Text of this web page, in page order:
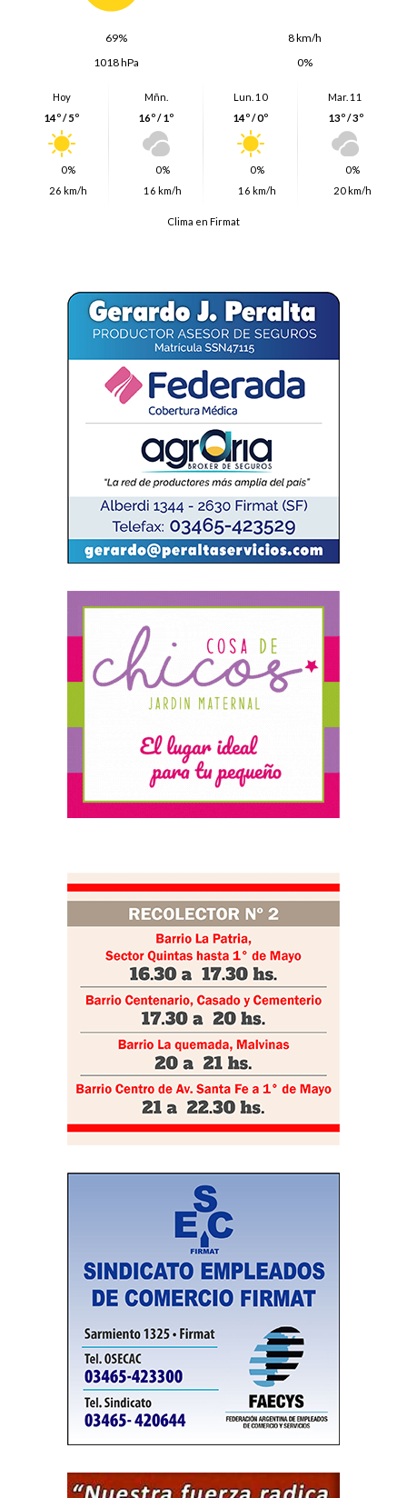
69%
8 km/h
1018 hPa
0%
Hoy
14º / 5º
0%
26 km/h
Mñn.
16º / 1º
0%
16 km/h
Lun. 10
14º / 0º
0%
16 km/h
Mar. 11
13º / 3º
0%
20 km/h
Clima en Firmat